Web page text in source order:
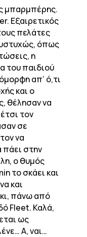
μπαρμπέρης.
Εξαιρετικός
πελάτες
όπως
η
του παιδιού
απ’ ό,τι
και ο
θέλησαν να
τον
σε
να
πάει στην
ο θυμός
το σκάει και
και
πάνω από
Fleet. Καλά,
ως
Α, ναι…